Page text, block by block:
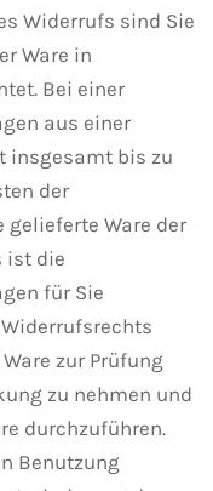
Widerrufs sind Sie
Ware in
Bei einer
aus einer
insgesamt bis zu
der
gelieferte Ware der
ist die
für Sie
zur Prüfung
zu nehmen und
durchzuführen.
Benutzung